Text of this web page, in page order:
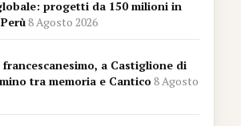
progetti da 150 milioni in
8 Agosto 2026
a Castiglione di
tra memoria e Cantico8 Agosto